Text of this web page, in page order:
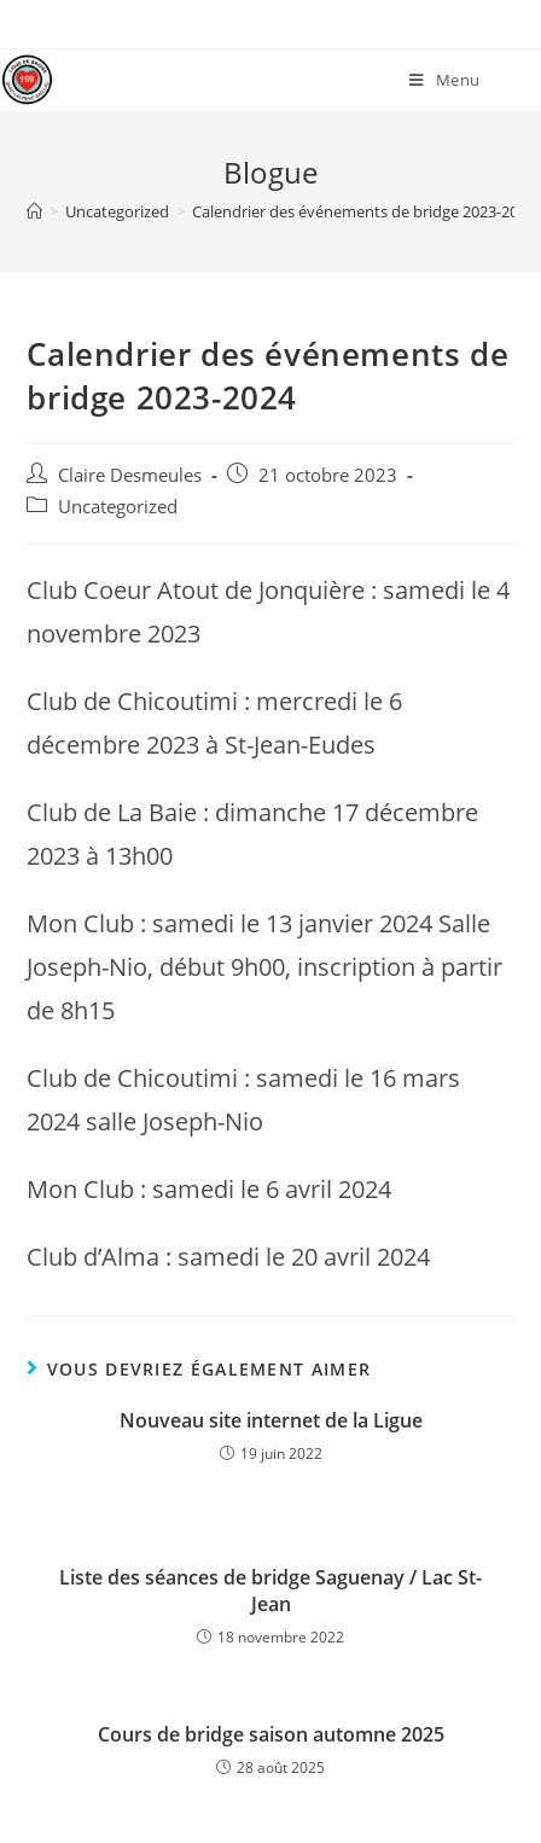
Menu
Blogue
> Uncategorized > Calendrier des événements de bridge 2023-2024
Calendrier des événements de
bridge 2023-2024
Claire Desmeules
21 octobre 2023
Uncategorized
Club Coeur Atout de Jonquière : samedi le 4
novembre 2023
Club de Chicoutimi : mercredi le 6
décembre 2023 à St-Jean-Eudes
Club de La Baie : dimanche 17 décembre
2023 à 13h00
Mon Club : samedi le 13 janvier 2024 Salle
Joseph-Nio, début 9h00, inscription à partir
de 8h15
Club de Chicoutimi : samedi le 16 mars
2024 salle Joseph-Nio
Mon Club : samedi le 6 avril 2024
Club d’Alma : samedi le 20 avril 2024
VOUS DEVRIEZ ÉGALEMENT AIMER
Nouveau site internet de la Ligue
19 juin 2022
Liste des séances de bridge Saguenay / Lac St-
Jean
18 novembre 2022
Cours de bridge saison automne 2025
28 août 2025